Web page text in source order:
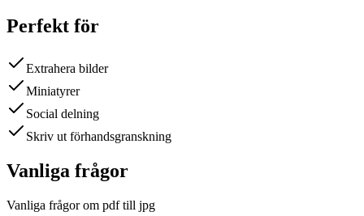
Perfekt för
Extrahera bilder
Miniatyrer
Social delning
Skriv ut förhandsgranskning
Vanliga frågor
Vanliga frågor om pdf till jpg